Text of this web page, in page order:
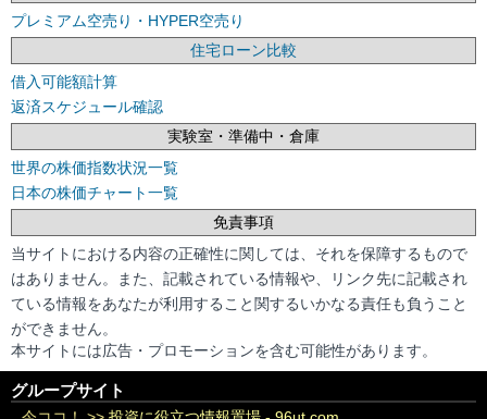
プレミアム空売り・HYPER空売り
住宅ローン比較
借入可能額計算
返済スケジュール確認
実験室・準備中・倉庫
世界の株価指数状況一覧
日本の株価チャート一覧
免責事項
当サイトにおける内容の正確性に関しては、それを保障するもので
はありません。また、記載されている情報や、リンク先に記載され
ている情報をあなたが利用すること関するいかなる責任も負うこと
ができません。
本サイトには広告・プロモーションを含む可能性があります。
グループサイト